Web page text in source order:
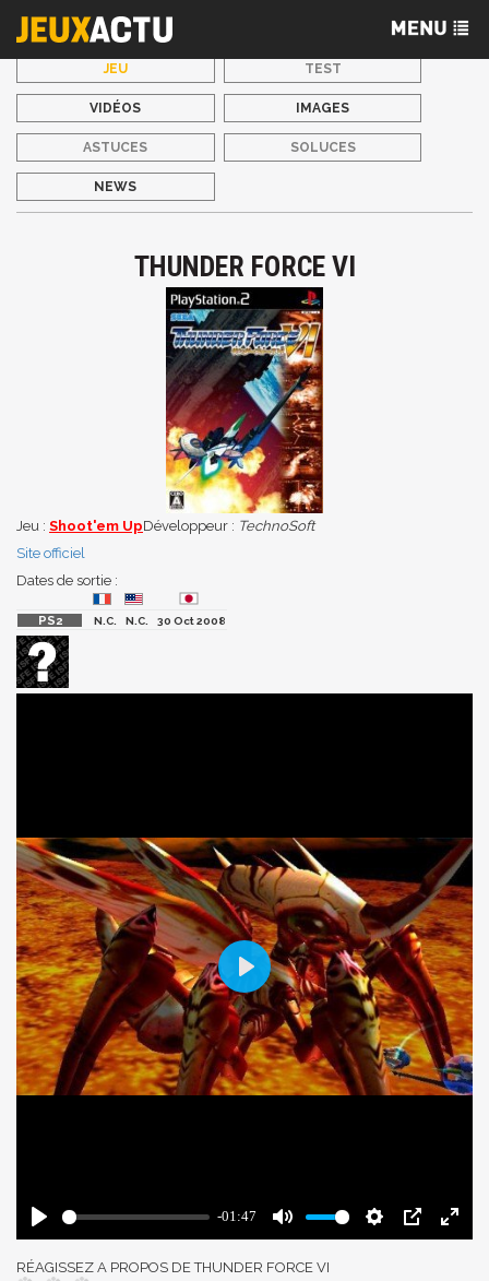
JEU TEST
VIDÉOS IMAGES
ASTUCES SOLUCES
NEWS
THUNDER FORCE VI
Jeu : Shoot'em UpDéveloppeur : TechnoSoft
Site officiel
Dates de sortie :
N.C. N.C. 30 Oct 2008
RÉAGISSEZ A PROPOS DE THUNDER FORCE VI